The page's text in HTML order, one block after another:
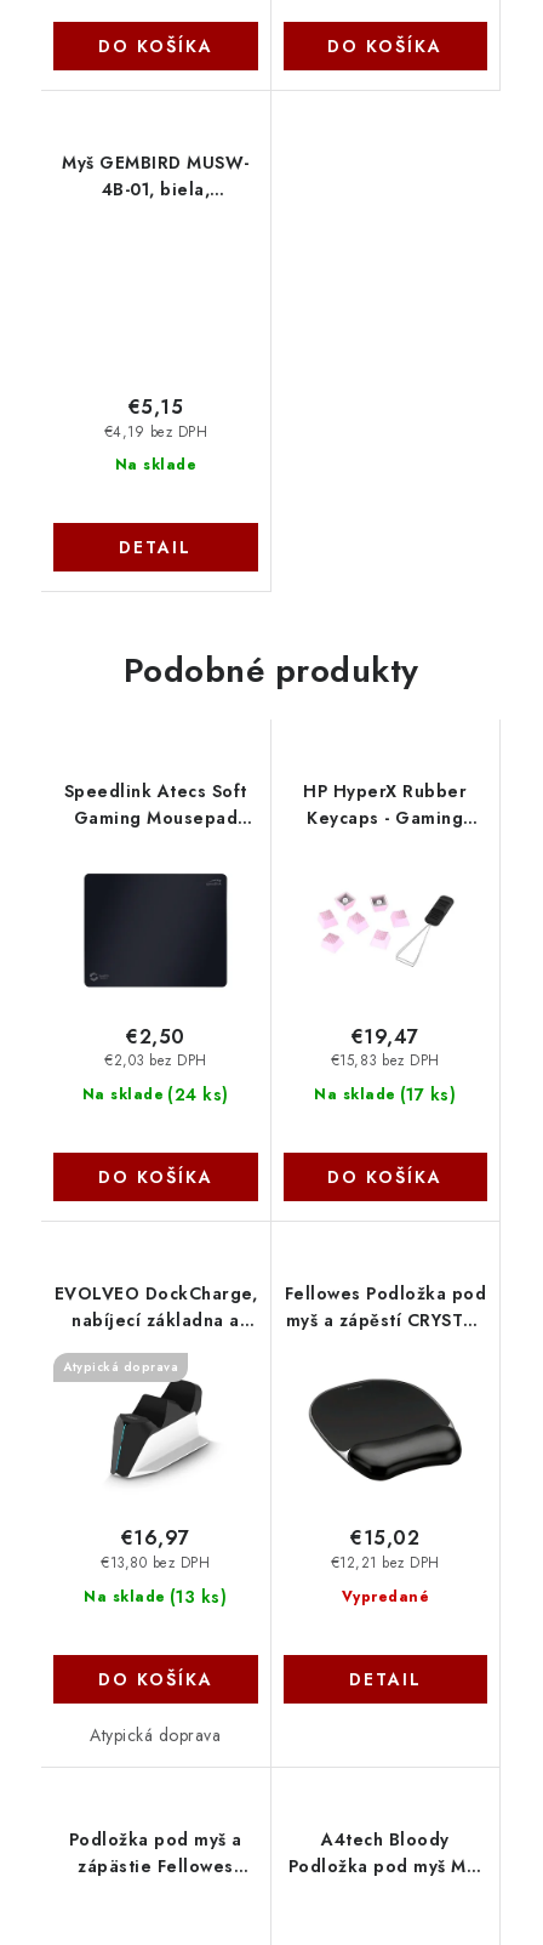
DO KOŠÍKA DO KOŠÍKA
Myš GEMBIRD MUSW-
4B-01, biela,
Na sklade
€4,19 bez DPH
€5,15
DETAIL
Podobné produkty
Speedlink Atecs Soft
Gaming Mousepad
620101-M-01
Na sklade (24 ks)
€2,03 bez DPH
€2,50
DO KOŠÍKA
HP HyperX Rubber
Keycaps - Gaming
ABA
Na sklade (17 ks)
€15,83 bez DPH
€19,47
DO KOŠÍKA
EVOLVEO DockCharge,
nabíjecí základna a
stojánek pro dva
ovladače PS5
DOCKCHARGE Evolveo
Atypická doprava
Na sklade (13 ks)
€13,80 bez DPH
€16,97
DO KOŠÍKA
Atypická doprava
Fellowes Podložka pod
myš a zápěstí CRYSTAL
FELFERGWMPADCRYSTN
Vypredané
€12,21 bez DPH
€15,02
DETAIL
Podložka pod myš a
zápästie Fellowes
A4tech Bloody
Podložka pod myš MP-